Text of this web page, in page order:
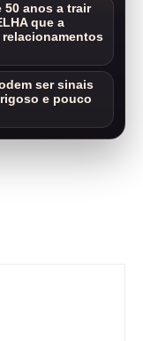
50 anos a trair
que a
ser sinais
e pouco